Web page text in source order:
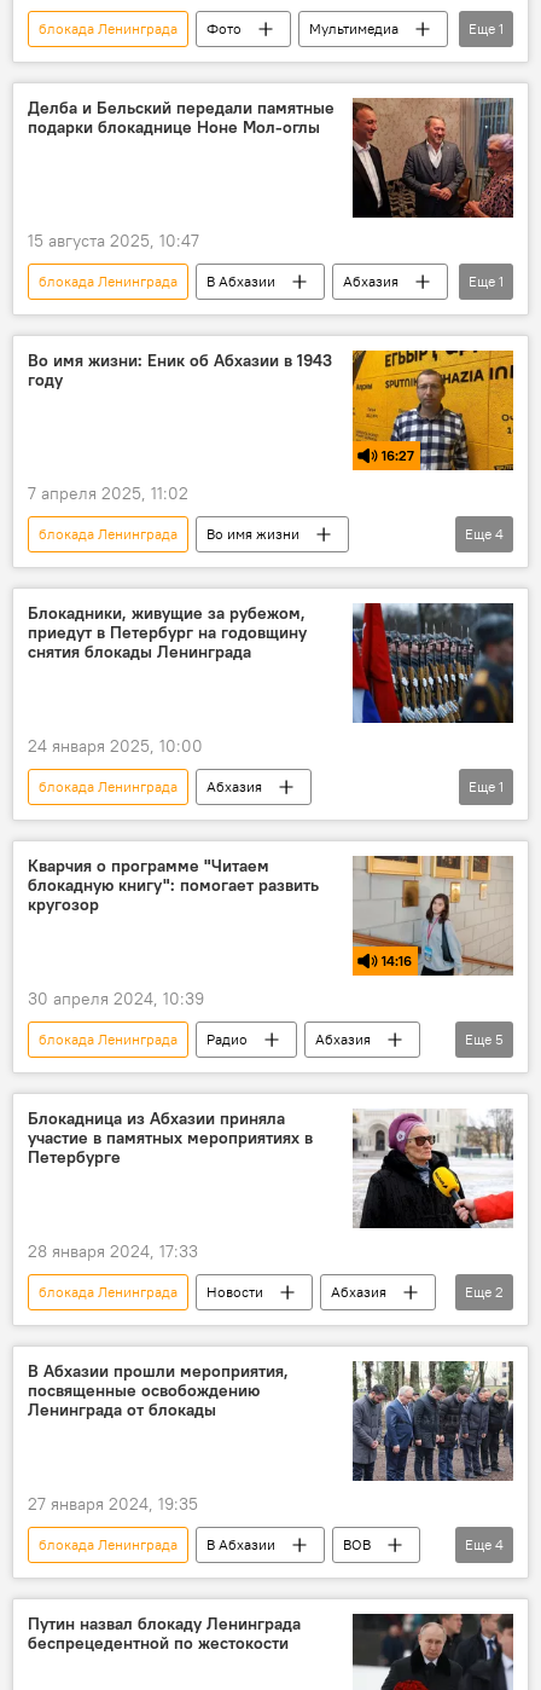
блокада Ленинграда Фото
Мультимедиа
Великая Отечественная война
Еще 1
Делба и Бельский передали памятные
подарки блокаднице Ноне Мол-оглы
15 августа 2025, 10:47
блокада Ленинграда В Абхазии
Абхазия
Новости
Еще 1
Во имя жизни: Еник об Абхазии в 1943
году
16:27
7 апреля 2025, 11:02
блокада Ленинграда
Во имя жизни
Подкасты
Великая Отечественная война
Сталинградская битва (1942-1943)
Курская битва
Еще 4
Блокадники, живущие за рубежом,
приедут в Петербург на годовщину
снятия блокады Ленинграда
24 января 2025, 10:00
блокада Ленинграда
Абхазия
Санкт-Петербург
Еще 1
Кварчия о программе "Читаем
блокадную книгу": помогает развить
кругозор
14:16
30 апреля 2024, 10:39
блокада Ленинграда Радио
Абхазия
школьницы
Санкт-Петербург
просвещение
Россотрудничество
Подкасты
Еще 5
Блокадница из Абхазии приняла
участие в памятных мероприятиях в
Петербурге
28 января 2024, 17:33
блокада Ленинграда Новости
Абхазия
Россия
Великая Отечественная война
Еще 2
В Абхазии прошли мероприятия,
посвященные освобождению
Ленинграда от блокады
27 января 2024, 19:35
блокада Ленинграда В Абхазии
ВОВ
Гал
Абхазия
Ленинград
история
Еще 4
Путин назвал блокаду Ленинграда
беспрецедентной по жестокости